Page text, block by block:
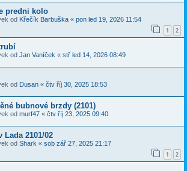
predni kolo
od Křečík Barbuška « pon led 19, 2026 11:54
1 2
od Jan Vaníček « stř led 14, 2026 08:49
od Dusan « čtv říj 30, 2025 18:53
bubnové brzdy (2101)
od murf47 « čtv říj 23, 2025 09:40
Lada 2101/02
od Shark « sob zář 27, 2025 21:17
1 2